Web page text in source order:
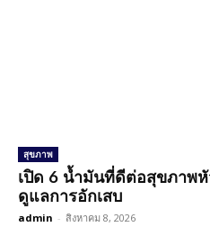
สุขภาพ
เปิด 6 น้ำมันที่ดีต่อสุขภาพ
ดูแลการอักเสบ
admin - สิงหาคม 8, 2026